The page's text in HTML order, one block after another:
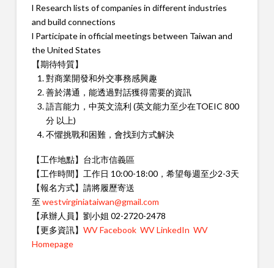
l Research lists of companies in different industries
and build connections
l Participate in official meetings between Taiwan and
the United States
【期待特質】
對商業開發和外交事務感興趣
善於溝通，能透過對話獲得需要的資訊
語言能力，中英文流利 (英文能力至少在TOEIC 800
分 以上)
不懼挑戰和困難，會找到方式解決
【工作地點】台北市信義區
【工作時間】工作日 10:00-18:00，希望每週至少2-3天
【報名方式】請將履歷寄送
至 westvirginiataiwan@gmail.com
【承辦人員】劉小姐 02-2720-2478
【更多資訊】 WV Facebook WV LinkedIn WV
Homepage